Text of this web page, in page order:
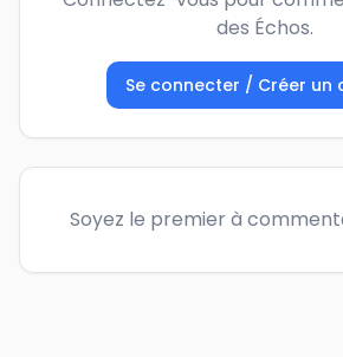
des Échos.
Se connecter / Créer un
Soyez le premier à